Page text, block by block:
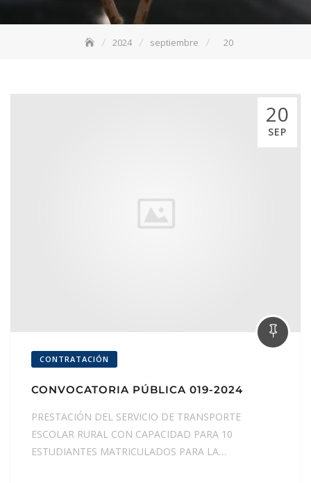
2024 septiembre 20
20
SEP
CONTRATACIÓN
CONVOCATORIA PÚBLICA 019-2024
PRESTACIÓN DEL SERVICIO DE TRANSPORTE
ESCOLAR RURAL CON CAPACIDAD PARA 10
ESTUDIANTES MATRICULADOS PARA LA…